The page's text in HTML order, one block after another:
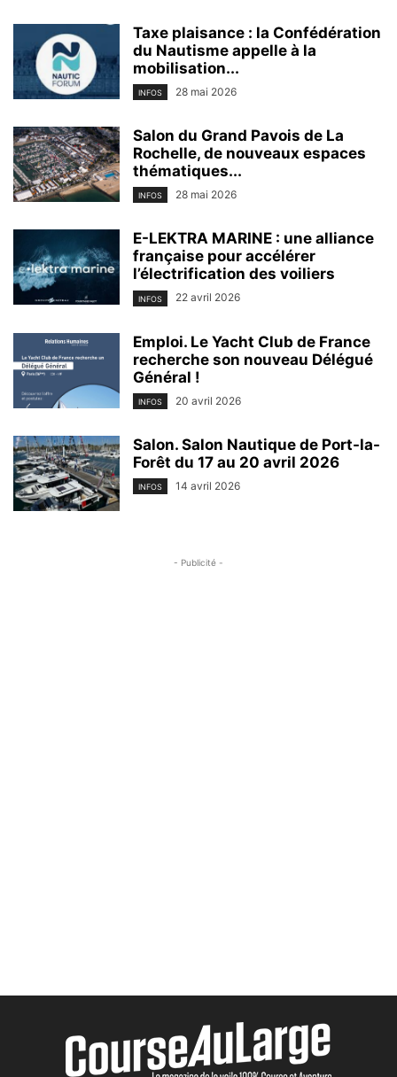
Taxe plaisance : la Confédération
du Nautisme appelle à la
mobilisation...
INFOS 28 mai 2026
Salon du Grand Pavois de La
Rochelle, de nouveaux espaces
thématiques...
INFOS 28 mai 2026
E-LEKTRA MARINE : une alliance
française pour accélérer
l’électrification des voiliers
INFOS 22 avril 2026
Emploi. Le Yacht Club de France
recherche son nouveau Délégué
Général !
INFOS 20 avril 2026
Salon. Salon Nautique de Port-la-
Forêt du 17 au 20 avril 2026
INFOS 14 avril 2026
- Publicité -